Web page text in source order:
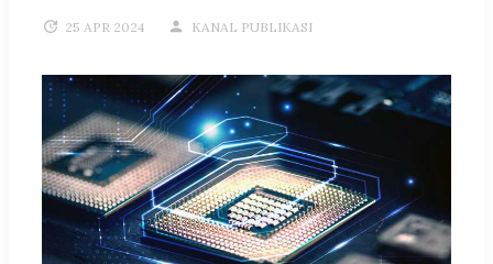
25 APR 2024 KANAL PUBLIKASI